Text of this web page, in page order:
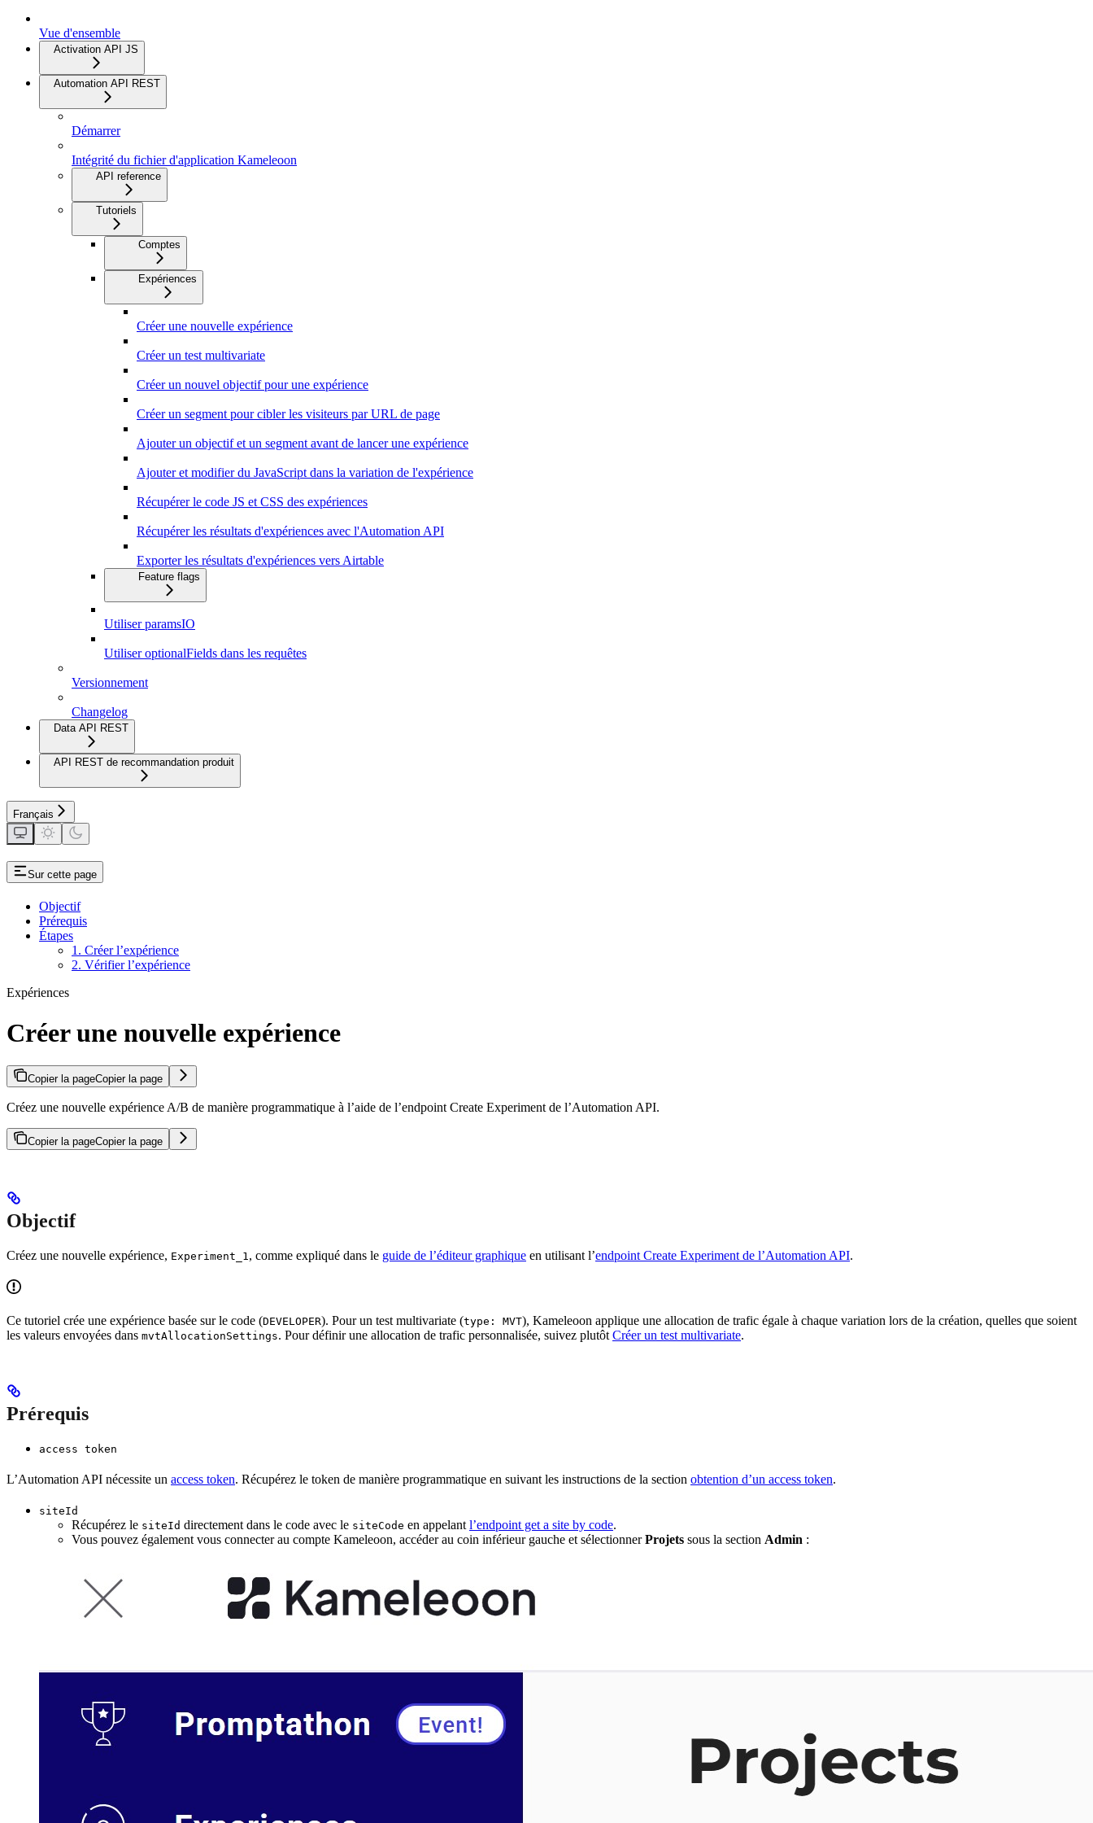
Vue d'ensemble
Activation API JS
Automation API REST
Démarrer
Intégrité du fichier d'application Kameleoon
API reference
Tutoriels
Comptes
Expériences
Créer une nouvelle expérience
Créer un test multivariate
Créer un nouvel objectif pour une expérience
Créer un segment pour cibler les visiteurs par URL de page
Ajouter un objectif et un segment avant de lancer une expérience
Ajouter et modifier du JavaScript dans la variation de l'expérience
Récupérer le code JS et CSS des expériences
Récupérer les résultats d'expériences avec l'Automation API
Exporter les résultats d'expériences vers Airtable
Feature flags
Utiliser paramsIO
Utiliser optionalFields dans les requêtes
Versionnement
Changelog
Data API REST
API REST de recommandation produit
Français
Sur cette page
Objectif
Prérequis
Étapes
1. Créer l’expérience
2. Vérifier l’expérience
Expériences
Créer une nouvelle expérience
Copier la pageCopier la page
Créez une nouvelle expérience A/B de manière programmatique à l’aide de l’endpoint Create Experiment de l’Automation API.
Copier la pageCopier la page
Objectif
Créez une nouvelle expérience, Experiment_1 , comme expliqué dans le guide de l’éditeur graphique en utilisant l’endpoint Create Experiment de l’Automation API.
Ce tutoriel crée une expérience basée sur le code (DEVELOPER). Pour un test multivariate (type: MVT), Kameleoon applique une allocation de trafic égale à chaque variation lors de la création, quelles que soient
les valeurs envoyées dans mvtAllocationSettings. Pour définir une allocation de trafic personnalisée, suivez plutôt Créer un test multivariate.
Prérequis
access token
L’Automation API nécessite un access token. Récupérez le token de manière programmatique en suivant les instructions de la section obtention d’un access token.
siteId
Récupérez le siteId directement dans le code avec le siteCode en appelant l’endpoint get a site by code.
Vous pouvez également vous connecter au compte Kameleoon, accéder au coin inférieur gauche et sélectionnerProjets sous la section Admin :